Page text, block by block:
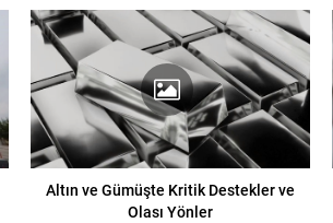
Altın ve Gümüşte Kritik Destekler ve
Olası Yönler